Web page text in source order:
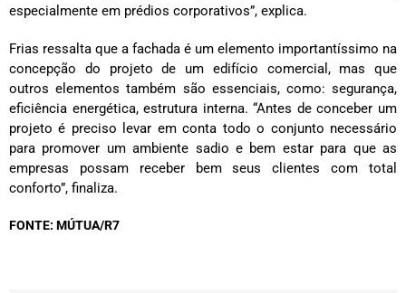
especialmente em prédios corporativos”, explica.
Frias ressalta que a fachada é um elemento importantíssimo na
concepção do projeto de um edifício comercial, mas que
outros elementos também são essenciais, como: segurança,
eficiência energética, estrutura interna. “Antes de conceber um
projeto é preciso levar em conta todo o conjunto necessário
para promover um ambiente sadio e bem estar para que as
empresas possam receber bem seus clientes com total
conforto”, finaliza.
FONTE: MÚTUA/R7